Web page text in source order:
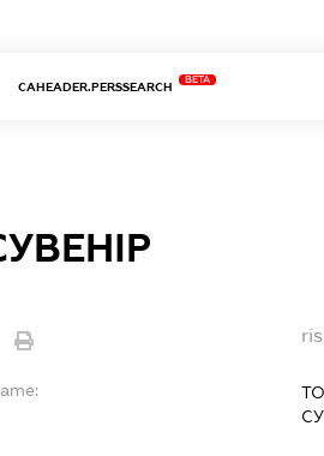
CAHEADER.PERSSEARCH
BETA